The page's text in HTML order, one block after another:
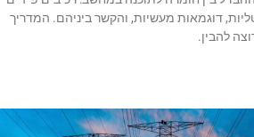
דוגמאות מעשיות, והקשר ביניהם. המדריך
להבין.